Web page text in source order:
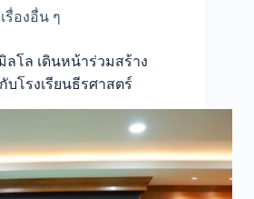
เรื่องอื่น ๆ
โล เดินหน้าร่วมสร้าง
โรงเรียนธีรศาสตร์